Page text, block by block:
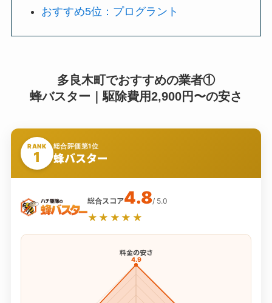
おすすめ5位：プログラント
多良木町でおすすめの業者①
蜂バスター｜駆除費用2,900円〜の安さ
RANK
1
総合評価第1位
蜂バスター
総合スコア4.8/ 5.0
★★★★★
料金の安さ
4.9